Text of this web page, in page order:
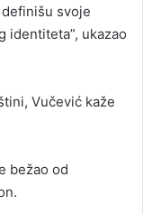
svoje
identiteta”, ukazao
Vučević kaže
bežao od